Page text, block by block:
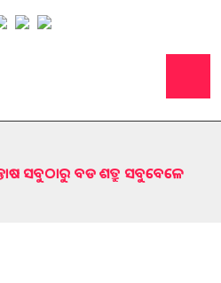
ସବୁଠାରୁ ବଡ ଶତ୍ରୁ ସବୁବେଳେ